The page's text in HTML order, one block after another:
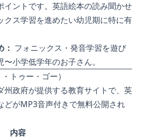
イントです。英語絵本の読み聞かせ
クス学習を進めたい幼児期に特に有
： フォニックス・発音学習を遊び
小学低学年のお子さん。
トゥー・ゴー）
州政府が提供する教育サイトで、英
どがMP3音声付きで無料公開され
内容